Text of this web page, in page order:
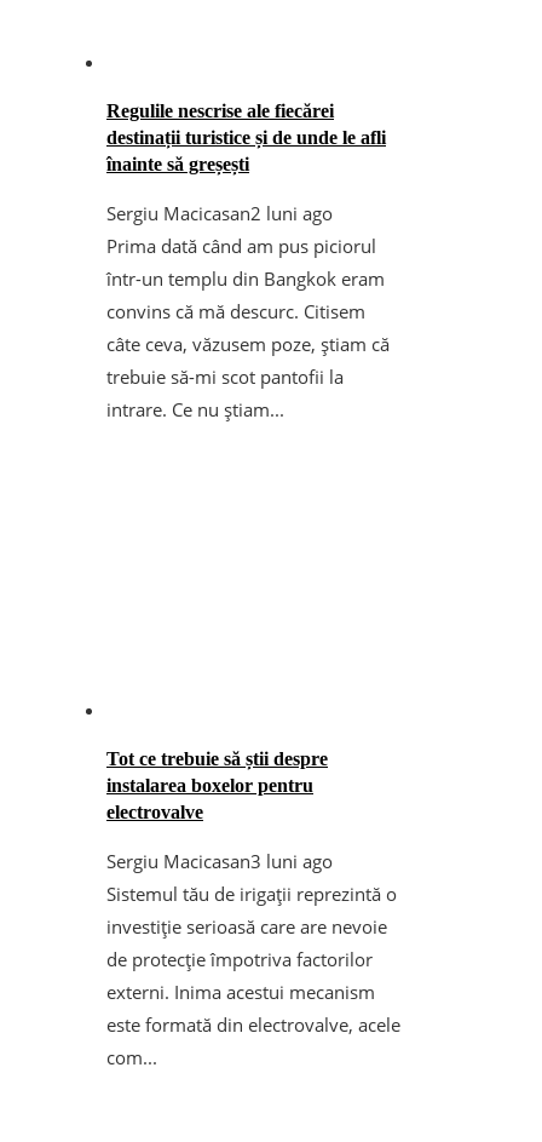
Regulile nescrise ale fiecărei
destinații turistice și de unde le afli
înainte să greșești
Sergiu Macicasan2 luni ago
Prima dată când am pus piciorul
într-un templu din Bangkok eram
convins că mă descurc. Citisem
câte ceva, văzusem poze, știam că
trebuie să-mi scot pantofii la
intrare. Ce nu știam...
Tot ce trebuie să știi despre
instalarea boxelor pentru
electrovalve
Sergiu Macicasan3 luni ago
Sistemul tău de irigații reprezintă o
investiție serioasă care are nevoie
de protecție împotriva factorilor
externi. Inima acestui mecanism
este formată din electrovalve, acele
com...